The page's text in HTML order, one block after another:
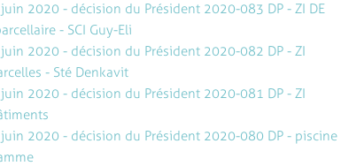
2020 - décision du Président 2020-083 DP - ZI DE
- SCI Guy-Eli
2020 - décision du Président 2020-082 DP - ZI
- Sté Denkavit
2020 - décision du Président 2020-081 DP - ZI
2020 - décision du Président 2020-080 DP - piscine